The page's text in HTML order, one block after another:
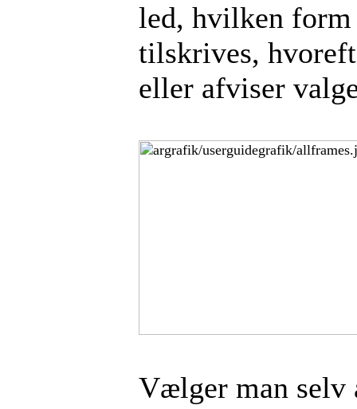
led, hvilken form
tilskrives,
eller afviser
Vælger man selv